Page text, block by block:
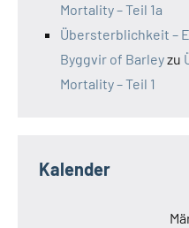
Mortality – Teil 1a
Übersterblichkeit –
Byggvir of Barleyzu
Mortality – Teil 1
Kalender